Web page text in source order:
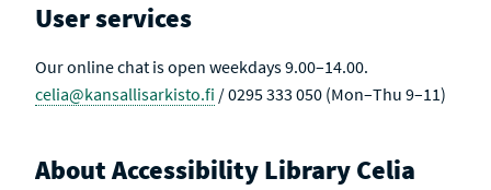
User services
Our online chat is open weekdays 9.00–14.00.
celia@kansallisarkisto.fi / 0295 333 050 (Mon–Thu 9–11)
About Accessibility Library Celia